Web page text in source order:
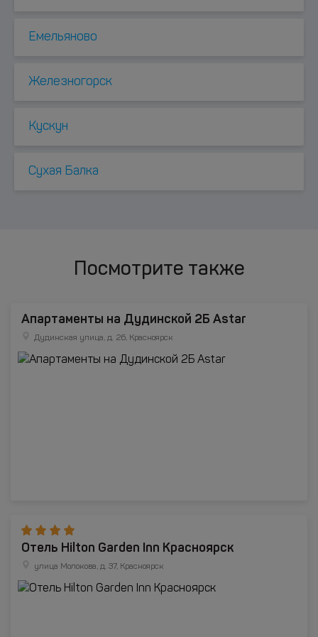
Емельяново
Железногорск
Куcкун
Сухая Балка
Посмотрите также
Апартаменты на Дудинской 2Б Astar
Дудинская улица, д. 2б, Красноярск
Отель Hilton Garden Inn Красноярск
улица Молокова, д. 37, Красноярск